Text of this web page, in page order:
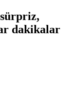
dakikalar